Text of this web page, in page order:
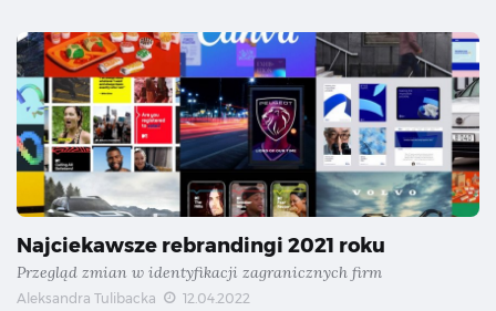
Najciekawsze rebrandingi 2021 roku
Przegląd zmian w identyfikacji zagranicznych firm
Aleksandra Tulibacka 12.04.2022